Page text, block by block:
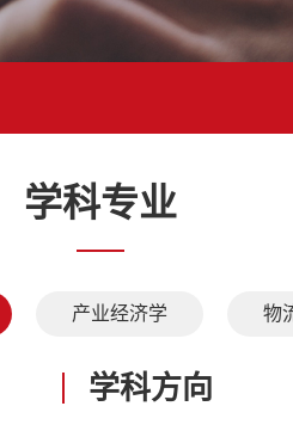
学科专业
产业经济学 物
学科方向